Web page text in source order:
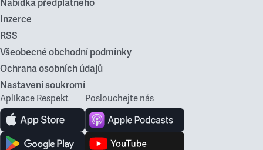
Nabídka předplatného
Inzerce
RSS
Všeobecné obchodní podmínky
Ochrana osobních údajů
Nastavení soukromí
Aplikace Respekt Poslouchejte nás